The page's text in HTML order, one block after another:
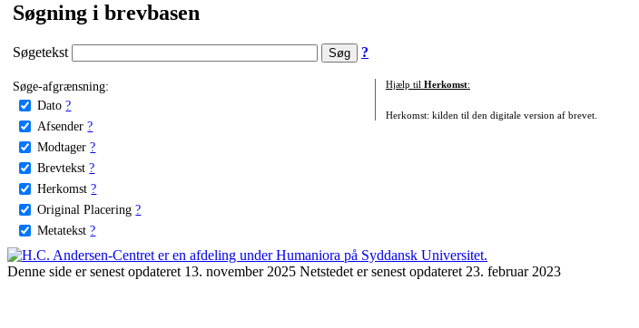
Søgning i brevbasen
Søgetekst ?
Søge-afgrænsning:
Dato ?
Afsender ?
Modtager ?
Brevtekst ?
Herkomst ?
Original Placering ?
Metatekst ?
Hjælp til Herkomst:
Herkomst: kilden til den digitale version af brevet.
Denne side er senest opdateret 13. november 2025 Netstedet er senest opdateret 23. februar 2023